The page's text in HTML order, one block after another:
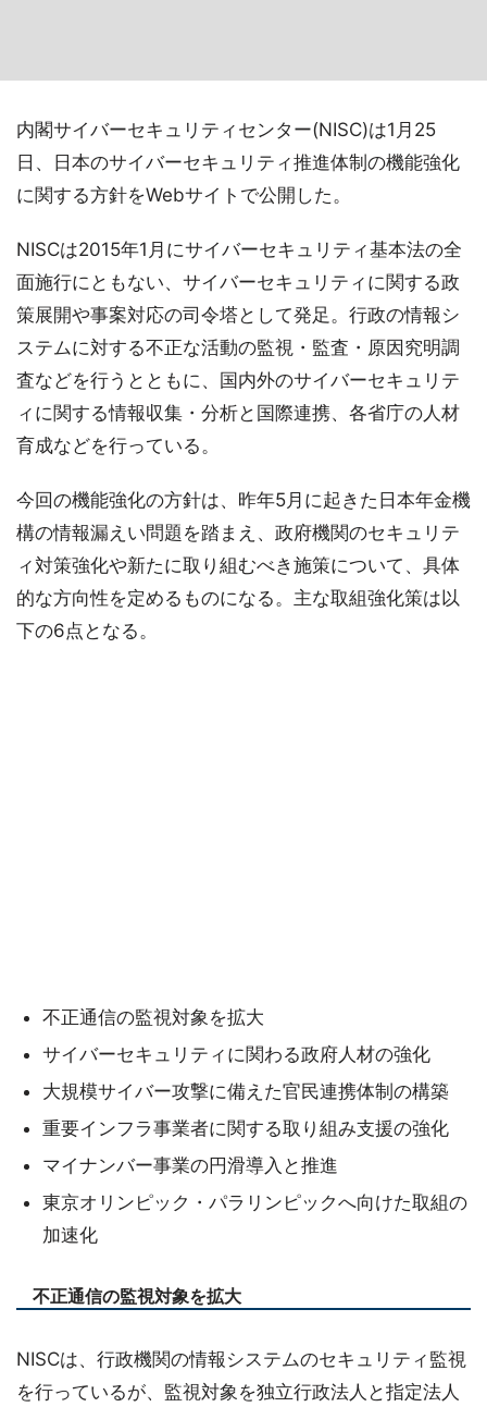
内閣サイバーセキュリティセンター(NISC)は1月25
日、日本のサイバーセキュリティ推進体制の機能強化
に関する方針をWebサイトで公開した。
NISCは2015年1月にサイバーセキュリティ基本法の全
面施行にともない、サイバーセキュリティに関する政
策展開や事案対応の司令塔として発足。行政の情報シ
ステムに対する不正な活動の監視・監査・原因究明調
査などを行うとともに、国内外のサイバーセキュリテ
ィに関する情報収集・分析と国際連携、各省庁の人材
育成などを行っている。
今回の機能強化の方針は、昨年5月に起きた日本年金機
構の情報漏えい問題を踏まえ、政府機関のセキュリテ
ィ対策強化や新たに取り組むべき施策について、具体
的な方向性を定めるものになる。主な取組強化策は以
下の6点となる。
不正通信の監視対象を拡大
サイバーセキュリティに関わる政府人材の強化
大規模サイバー攻撃に備えた官民連携体制の構築
重要インフラ事業者に関する取り組み支援の強化
マイナンバー事業の円滑導入と推進
東京オリンピック・パラリンピックへ向けた取組の
加速化
不正通信の監視対象を拡大
NISCは、行政機関の情報システムのセキュリティ監視
を行っているが、監視対象を独立行政法人と指定法人